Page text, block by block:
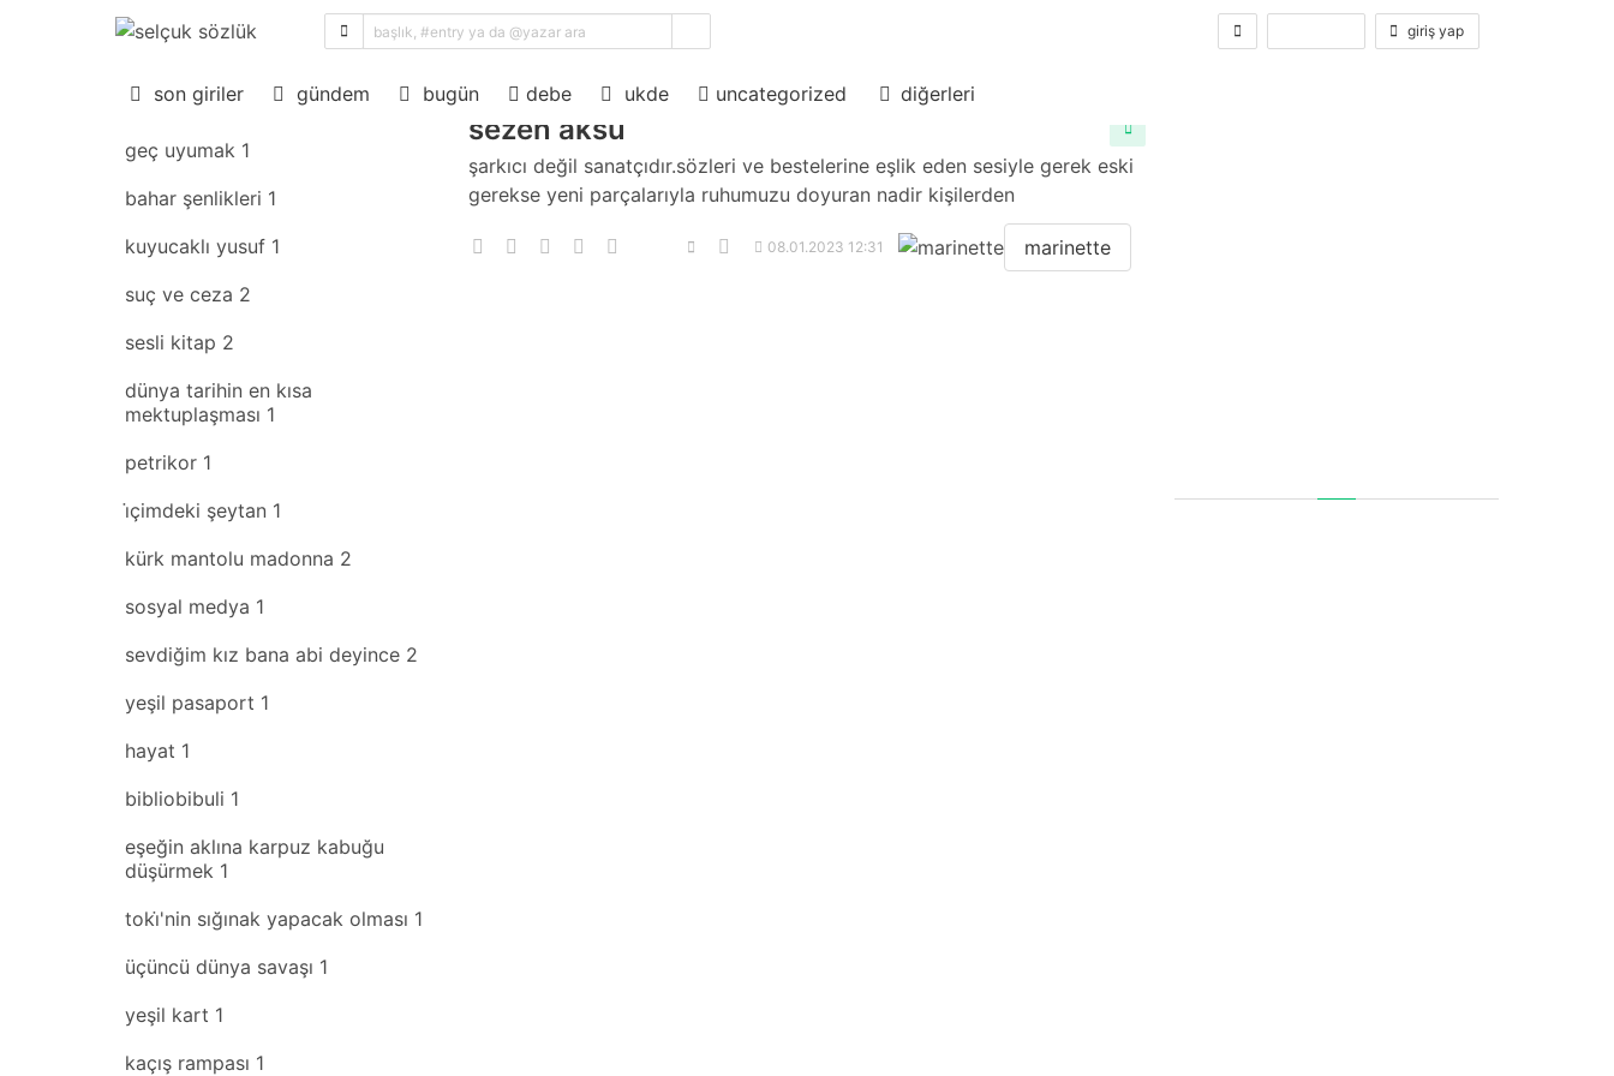
giriş yap
son giriler gündem bugün debe ukde uncategorized diğerleri
son giriler rastgele
geç uyumak 1
bahar şenlikleri 1
kuyucaklı yusuf 1
suç ve ceza 2
sesli kitap 2
dünya tarihin en kısa
mektuplaşması 1
petrikor 1
i̇çimdeki şeytan 1
kürk mantolu madonna 2
sosyal medya 1
sevdiğim kız bana abi deyince 2
yeşil pasaport 1
hayat 1
bibliobibuli 1
eşeğin aklına karpuz kabuğu
düşürmek 1
toki̇'nin sığınak yapacak olması 1
üçüncü dünya savaşı 1
yeşil kart 1
kaçış rampası 1
sıralama
sezen aksu
şarkıcı değil sanatçıdır.sözleri ve bestelerine eşlik eden sesiyle gerek eski
gerekse yeni parçalarıyla ruhumuzu doyuran nadir kişilerden
08.01.2023 12:31 marinette